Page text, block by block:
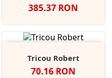
Pret
385.37 RON
Tricou Robert
Pret
70.16 RON